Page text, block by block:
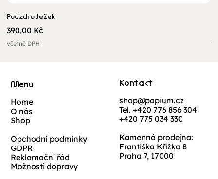
Pouzdro Ježek
Cena
390,00 Kč
včetně DPH
Kontakt
shop@papium.cz
Tel. +420 776 856 304
+420 775 034 330
Kamenná prodejna:
Františka Křížka 8
Praha 7, 17000
Menu
Home
O nás
Shop
Obchodní podmínky
GDPR
Reklamační řád
Možnosti dopravy